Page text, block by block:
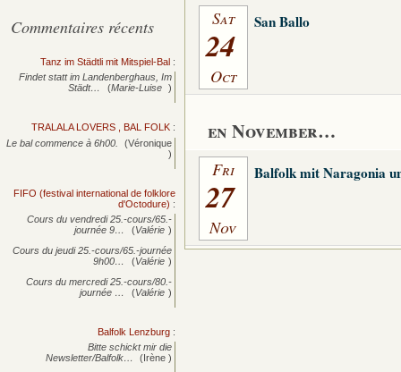
Sat
24
Oct
San Ballo
en November…
Fri
27
Nov
Balfolk mit Naragonia
Commentaires récents
Tanz im Städtli mit Mitspiel-Bal :
Findet statt im Landenberghaus, Im
Städt…
(Marie-Luise )
TRALALA LOVERS , BAL FOLK :
Le bal commence à 6h00.
(Véronique
)
FIFO (festival international de folklore
d'Octodure) :
Cours du vendredi 25.-cours/65.-
journée 9… (Valérie )
Cours du jeudi 25.-cours/65.-journée
9h00…
(Valérie )
Cours du mercredi 25.-cours/80.-
journée … (Valérie )
Balfolk Lenzburg :
Bitte schickt mir die
Newsletter/Balfolk…
(Irène )